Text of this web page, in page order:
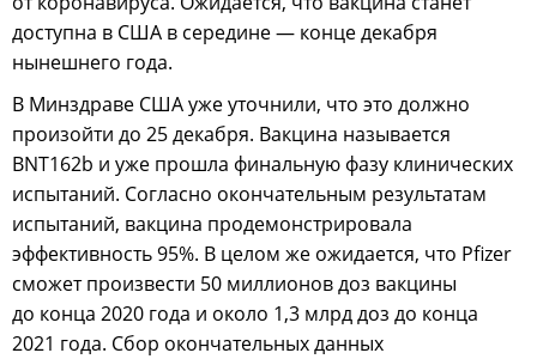
доступна в США в середине — конце декабря
нынешнего года.
В Минздраве США уже уточнили, что это должно
произойти до 25 декабря. Вакцина называется
BNT162b и уже прошла финальную фазу клинических
испытаний. Согласно окончательным результатам
испытаний, вакцина продемонстрировала
эффективность 95%. В целом же ожидается, что Pfizer
сможет произвести 50 миллионов доз вакцины
до конца 2020 года и около 1,3 млрд доз до конца
2021 года. Сбор окончательных данных